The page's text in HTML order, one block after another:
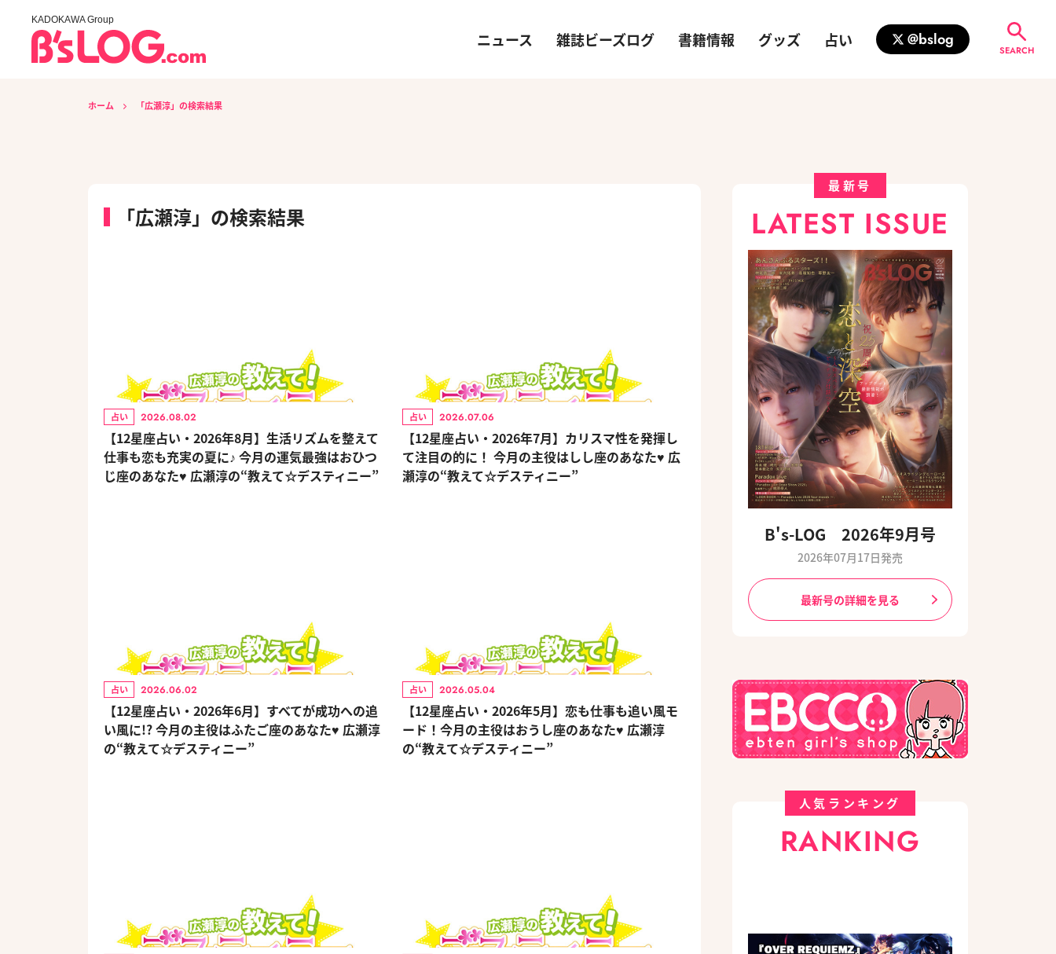
KADOKAWA Group
ニュース 雑誌ビーズログ 書籍情報 グッズ 占い @bslog
SEARCH
ホーム 「広瀬淳」の検索結果
「広瀬淳」の検索結果
占い 2026.08.02
【12星座占い・2026年8月】生活リズムを整えて
仕事も恋も充実の夏に♪ 今月の運気最強はおひつ
じ座のあなた♥ 広瀬淳の“教えて☆デスティニー”
占い 2026.07.06
【12星座占い・2026年7月】カリスマ性を発揮し
て注目の的に！ 今月の主役はしし座のあなた♥ 広
瀬淳の“教えて☆デスティニー”
占い 2026.06.02
【12星座占い・2026年6月】すべてが成功への追
い風に!? 今月の主役はふたご座のあなた♥ 広瀬淳
の“教えて☆デスティニー”
占い 2026.05.04
【12星座占い・2026年5月】恋も仕事も追い風モ
ード！今月の主役はおうし座のあなた♥ 広瀬淳
の“教えて☆デスティニー”
最新号
LATEST ISSUE
B's-LOG 2026年9月号
2026年07月17日発売
最新号の詳細を見る
人気ランキング
RANKING